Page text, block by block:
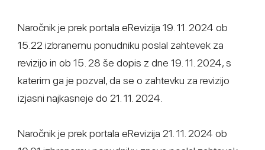
Naročnik je prek portala eRevizija 19. 11. 2024 ob
15.22 izbranemu ponudniku poslal zahtevek za
revizijo in ob 15. 28 še dopis z dne 19. 11. 2024, s
katerim ga je pozval, da se o zahtevku za revizijo
izjasni najkasneje do 21. 11. 2024.
Naročnik je prek portala eRevizija 21. 11. 2024 ob